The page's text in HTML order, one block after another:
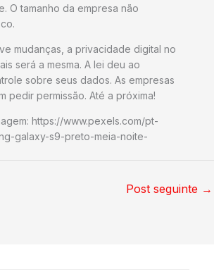
O tamanho da empresa não
mudanças, a privacidade digital no
será a mesma. A lei deu ao
sobre seus dados. As empresas
pedir permissão. Até a próxima!
https://www.pexels.com/pt-
galaxy-s9-preto-meia-noite-
Post seguinte →